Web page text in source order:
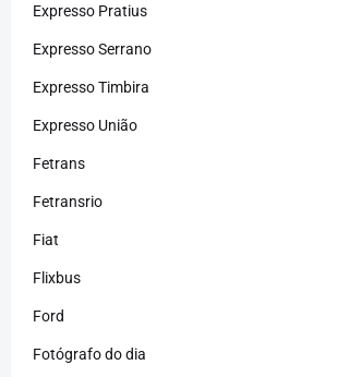
Expresso Pratius
Expresso Serrano
Expresso Timbira
Expresso União
Fetrans
Fetransrio
Fiat
Flixbus
Ford
Fotógrafo do dia